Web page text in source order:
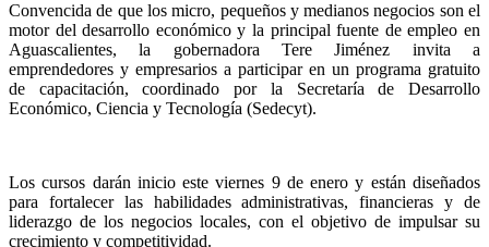
Convencida de que los micro, pequeños y medianos negocios son el
motor del desarrollo económico y la principal fuente de empleo en
Aguascalientes, la gobernadora Tere Jiménez invita a
emprendedores y empresarios a participar en un programa gratuito
de capacitación, coordinado por la Secretaría de Desarrollo
Económico, Ciencia y Tecnología (Sedecyt).
Los cursos darán inicio este viernes 9 de enero y están diseñados
para fortalecer las habilidades administrativas, financieras y de
liderazgo de los negocios locales, con el objetivo de impulsar su
crecimiento y competitividad.